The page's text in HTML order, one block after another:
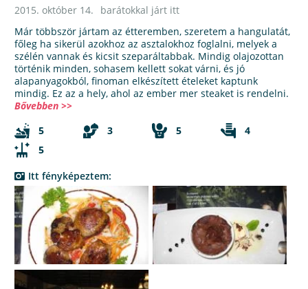
2015. október 14.
barátokkal járt itt
Már többször jártam az étteremben, szeretem a hangulatát,
főleg ha sikerül azokhoz az asztalokhoz foglalni, melyek a
szélén vannak és kicsit szeparáltabbak. Mindig olajozottan
történik minden, sohasem kellett sokat várni, és jó
alapanyagokból, finoman elkészített ételeket kaptunk
mindig. Ez az a hely, ahol az ember mer steaket is rendelni.
Bővebben >>
5
3 5
4
5
Itt fényképeztem: